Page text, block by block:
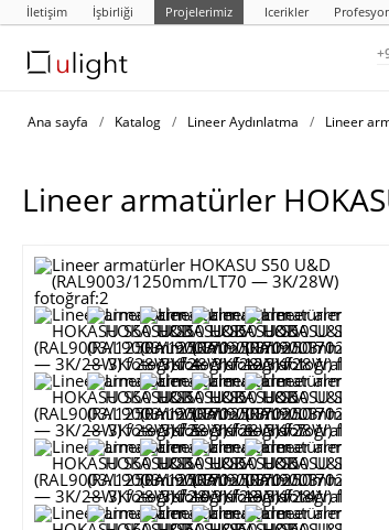
İletişim İşbirliği Projelerimiz Icerikler
Ana sayfa / Katalog / Lineer Aydınlatma / Lineer
Lineer armatürler